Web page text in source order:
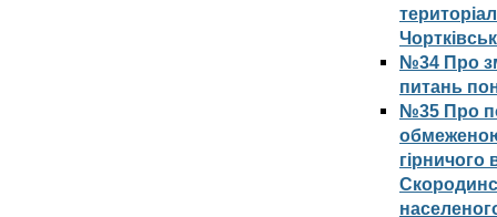
№34 Про
питань
№35 Про
обмеженою
гірничого